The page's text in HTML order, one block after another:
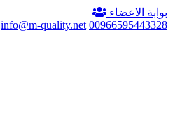
بوابة الاعضاء
00966595443328
info@m-quality.net